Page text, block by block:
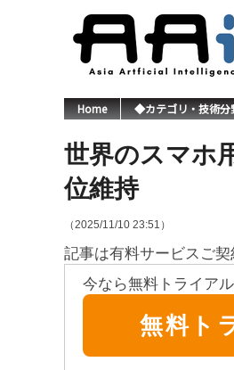
Home ◆カテゴリ・技術
世界のスマホ
位維持
（2025/11/10 23:51）
記事は有料サービスご契
今なら無料トライア
無料ト